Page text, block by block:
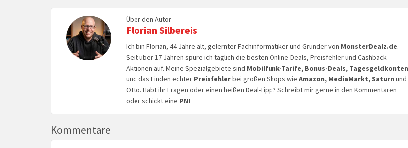
Über den Autor
Florian Silbereis
Ich bin Florian, 44 Jahre alt, gelernter Fachinformatiker und Gründer von MonsterDealz.de.
Seit über 17 Jahren spüre ich täglich die besten Online-Deals, Preisfehler und Cashback-
Aktionen auf. Meine Spezialgebiete sind Mobilfunk-Tarife, Bonus-Deals, Tagesgeldkonten
und das Finden echterPreisfehlerbei großen Shops wie Amazon, MediaMarkt, Saturn und
Otto. Habt ihr Fragen oder einen heißen Deal-Tipp? Schreibt mir gerne in den Kommentaren
oder schickt eine PN!
Kommentare